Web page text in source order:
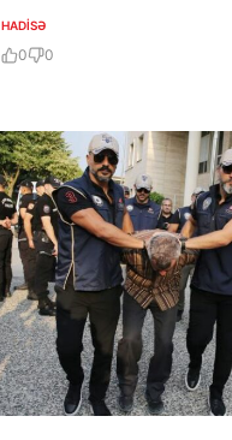
HADISƏ
0 0